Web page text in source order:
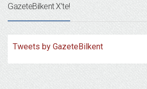
GazeteBilkent X’te!
Tweets by GazeteBilkent